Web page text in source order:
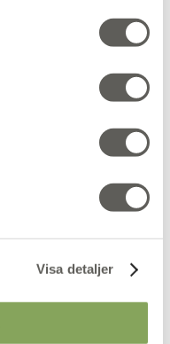
Visa detaljer